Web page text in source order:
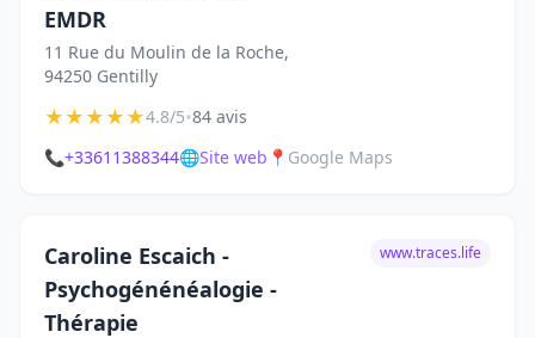
EMDR
11 Rue du Moulin de la Roche,
94250 Gentilly
★★★★★4.8/5•84 avis
📞+33611388344🌐Site web 📍 Google Maps
Caroline Escaich -
Psychogénénéalogie -
Thérapie
www.traces.life